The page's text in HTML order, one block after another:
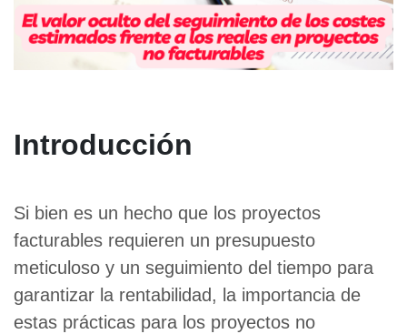
Introducción
Si bien es un hecho que los proyectos
facturables requieren un presupuesto
meticuloso y un seguimiento del tiempo para
garantizar la rentabilidad, la importancia de
estas prácticas para los proyectos no